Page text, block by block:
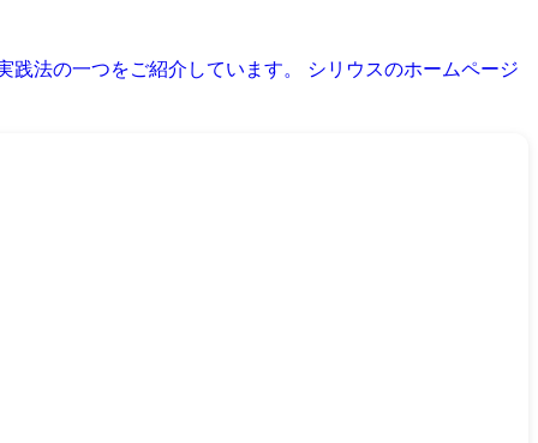
法の一つをご紹介しています。 シリウスのホームページ